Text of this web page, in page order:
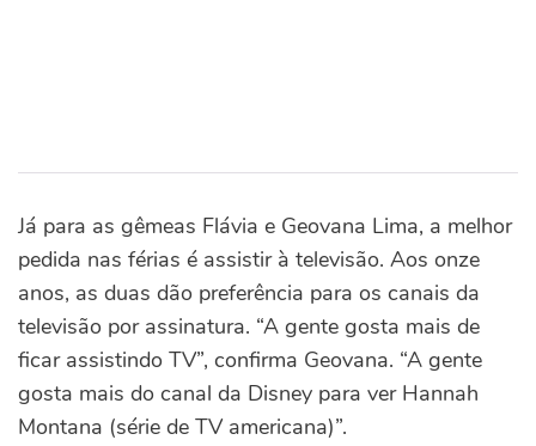
Já para as gêmeas Flávia e Geovana Lima, a melhor
pedida nas férias é assistir à televisão. Aos onze
anos, as duas dão preferência para os canais da
televisão por assinatura. “A gente gosta mais de
ficar assistindo TV”, confirma Geovana. “A gente
gosta mais do canal da Disney para ver Hannah
Montana (série de TV americana)”.